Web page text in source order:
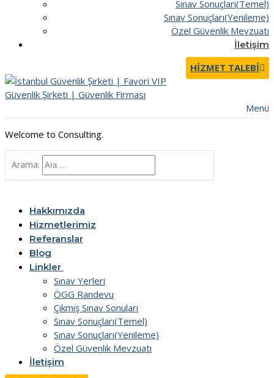
Sınav Sonuçları(Temel)
Sınav Sonuçları(Yenileme)
Özel Güvenlik Mevzuatı
İletişim
HIZMET TALEBI
Menü
Welcome to Consulting.
Arama:
Hakkımızda
Hizmetlerimiz
Referanslar
Blog
Linkler
Sınav Yerleri
ÖGG Randevu
Çıkmış Sınav Sonuları
Sınav Sonuçları(Temel)
Sınav Sonuçları(Yenileme)
Özel Güvenlik Mevzuatı
İletişim